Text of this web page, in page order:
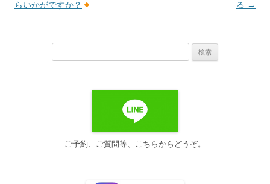
稿
らいかがですか？
る →
ご予約、ご質問等、こちらからどうぞ。